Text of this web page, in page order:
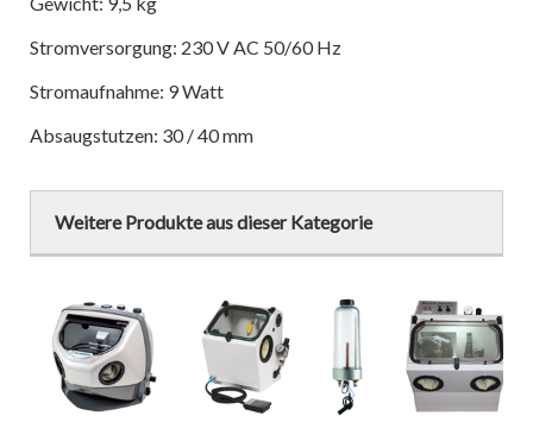
Stromversorgung: 230 V AC 50/60 Hz
Stromaufnahme: 9 Watt
Absaugstutzen: 30 / 40 mm
Weitere Produkte aus dieser Kategorie